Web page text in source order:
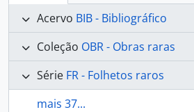
Acervo BIB - Bibliográfico
Coleção OBR - Obras raras
Série FR - Folhetos raros
mais 37...